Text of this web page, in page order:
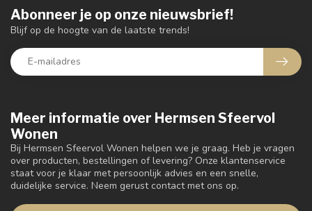
Meer informatie over Hermsen Sfeervol
Wonen
Bij Hermsen Sfeervol Wonen helpen we je graag. Heb je vragen
over producten, bestellingen of levering? Onze klantenservice
staat voor je klaar met persoonlijk advies en een snelle,
duidelijke service. Neem gerust contact met ons op.
Abonneer je op onze nieuwsbrief!
Blijf op de hoogte van de laatste trends!